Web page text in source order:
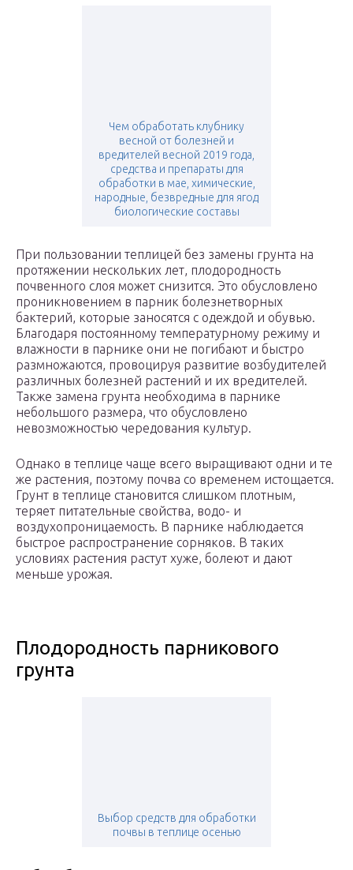
Чем обработать клубнику
весной от болезней и
вредителей весной 2019 года,
средства и препараты для
обработки в мае, химические,
народные, безвредные для ягод
биологические составы
При пользовании теплицей без замены грунта на
протяжении нескольких лет, плодородность
почвенного слоя может снизится. Это обусловлено
проникновением в парник болезнетворных
бактерий, которые заносятся с одеждой и обувью.
Благодаря постоянному температурному режиму и
влажности в парнике они не погибают и быстро
размножаются, провоцируя развитие возбудителей
различных болезней растений и их вредителей.
Также замена грунта необходима в парнике
небольшого размера, что обусловлено
невозможностью чередования культур.
Однако в теплице чаще всего выращивают одни и те
же растения, поэтому почва со временем истощается.
Грунт в теплице становится слишком плотным,
теряет питательные свойства, водо- и
воздухопроницаемость. В парнике наблюдается
быстрое распространение сорняков. В таких
условиях растения растут хуже, болеют и дают
меньше урожая.
Плодородность парникового
грунта
Выбор средств для обработки
почвы в теплице осенью